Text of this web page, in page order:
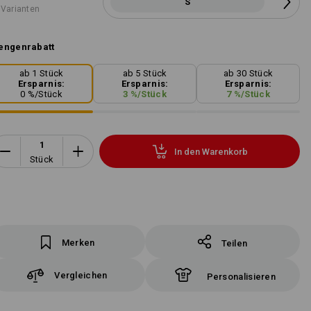
ab 1 Stück
Ersparnis:
0 %/Stück
ab 5 Stück
Ersparnis:
3 %/Stück
ab 30 Stück
Ersparnis:
7%/Stück
Stück
In den Warenkorb
Merken Teilen
Vergleichen Personalisieren